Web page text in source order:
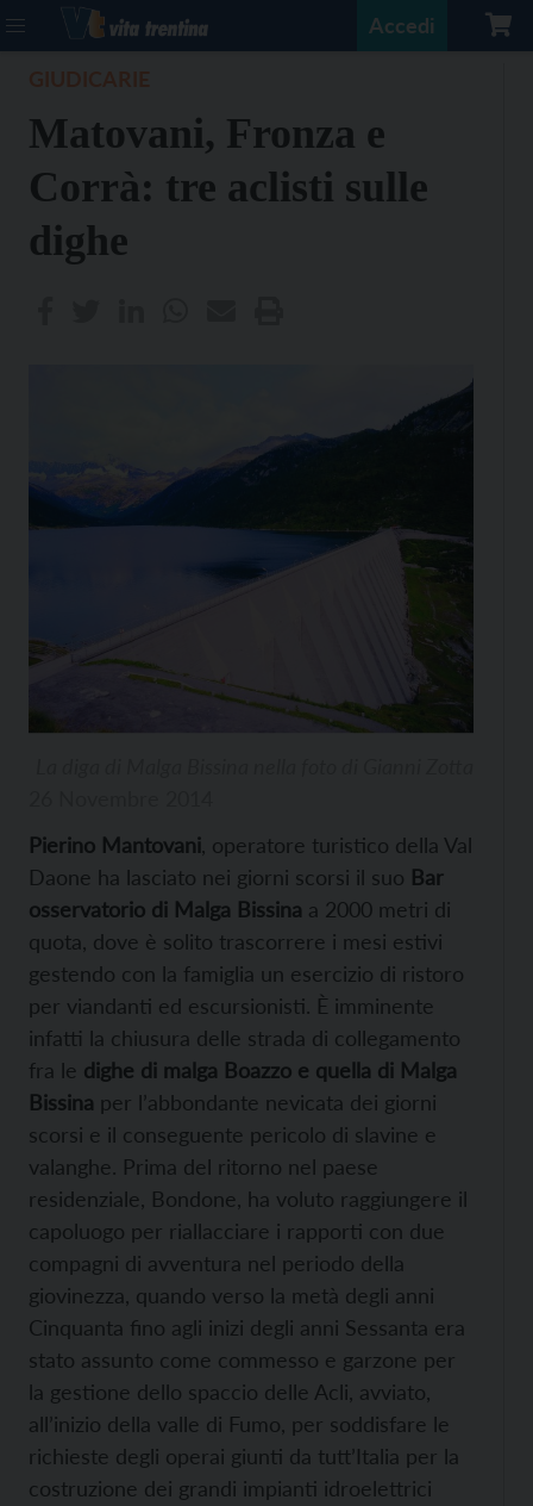
Accedi
Matovani, Fronza e
Corrà: tre aclisti sulle
dighe
Pierino Mantovani, operatore turistico della Val
Daone ha lasciato nei giorni scorsi il suo Bar
osservatorio di Malga Bissina a 2000 metri di
quota, dove è solito trascorrere i mesi estivi
gestendo con la famiglia un esercizio di ristoro
per viandanti ed escursionisti. È imminente
infatti la chiusura delle strada di collegamento
fra le dighe di malga Boazzo e quella di Malga
Bissina per l’abbondante nevicata dei giorni
scorsi e il conseguente pericolo di slavine e
valanghe. Prima del ritorno nel paese
residenziale, Bondone, ha voluto raggiungere il
capoluogo per riallacciare i rapporti con due
compagni di avventura nel periodo della
giovinezza, quando verso la metà degli anni
Cinquanta fino agli inizi degli anni Sessanta era
stato assunto come commesso e garzone per
la gestione dello spaccio delle Acli, avviato,
all’inizio della valle di Fumo, per soddisfare le
richieste degli operai giunti da tutt’Italia per la
costruzione dei grandi impianti idroelettrici